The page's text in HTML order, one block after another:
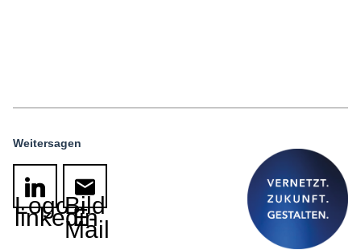
Weitersagen
Logo
linkedin
Bild
E-
Mail